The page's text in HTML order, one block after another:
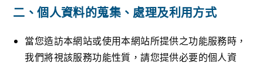
二、個人資料的蒐集、處理及利用方式
當您造訪本網站或使用本網站所提供之功能服務時，
我們將視該服務功能性質，請您提供必要的個人資